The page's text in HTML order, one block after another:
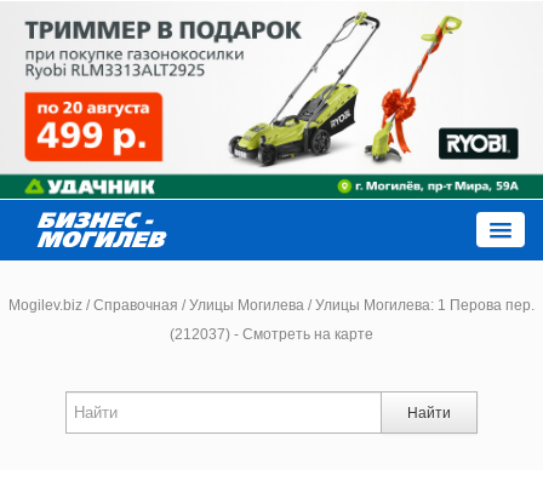
Новости
Mogilev.biz / Справочная / Улицы Могилева /Улицы Могилева: 1 Перова пер.
(212037) - Смотреть на карте
Найти